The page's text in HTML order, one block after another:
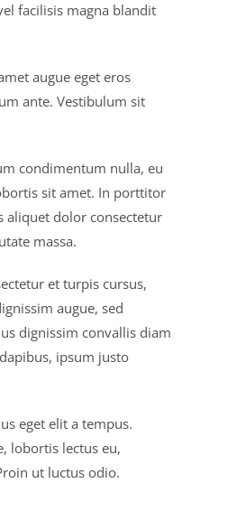
facilisis magna blandit
augue eget eros
ante. Vestibulum sit
condimentum nulla, eu
sit amet. In porttitor
aliquet dolor consectetur
massa.
et turpis cursus,
augue, sed
dignissim convallis diam
ipsum justo
eget elit a tempus.
lobortis lectus eu,
ut luctus odio.